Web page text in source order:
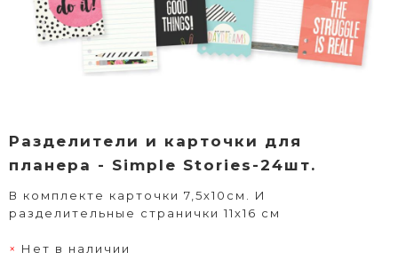
Разделители и карточки для
планера - Simple Stories-24шт.
В комплекте карточки 7,5х10см. И
разделительные странички 11х16 см
Нет в наличии